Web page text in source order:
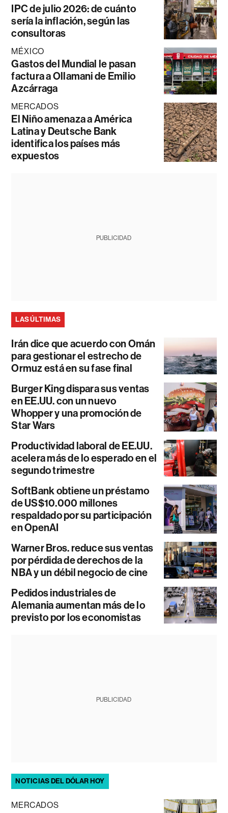
IPC de julio 2026: de cuánto
sería la inflación, según las
consultoras
MÉXICO
Gastos del Mundial le pasan
factura a Ollamani de Emilio
Azcárraga
MERCADOS
El Niño amenaza a América
Latina y Deutsche Bank
identifica los países más
expuestos
PUBLICIDAD
LAS ÚLTIMAS
Irán dice que acuerdo con Omán
para gestionar el estrecho de
Ormuz está en su fase final
Burger King dispara sus ventas
en EE.UU. con un nuevo
Whopper y una promoción de
Star Wars
Productividad laboral de EE.UU.
acelera más de lo esperado en el
segundo trimestre
SoftBank obtiene un préstamo
de US$10.000 millones
respaldado por su participación
en OpenAI
Warner Bros. reduce sus ventas
por pérdida de derechos de la
NBA y un débil negocio de cine
Pedidos industriales de
Alemania aumentan más de lo
previsto por los economistas
PUBLICIDAD
NOTICIAS DEL DÓLAR HOY
MERCADOS